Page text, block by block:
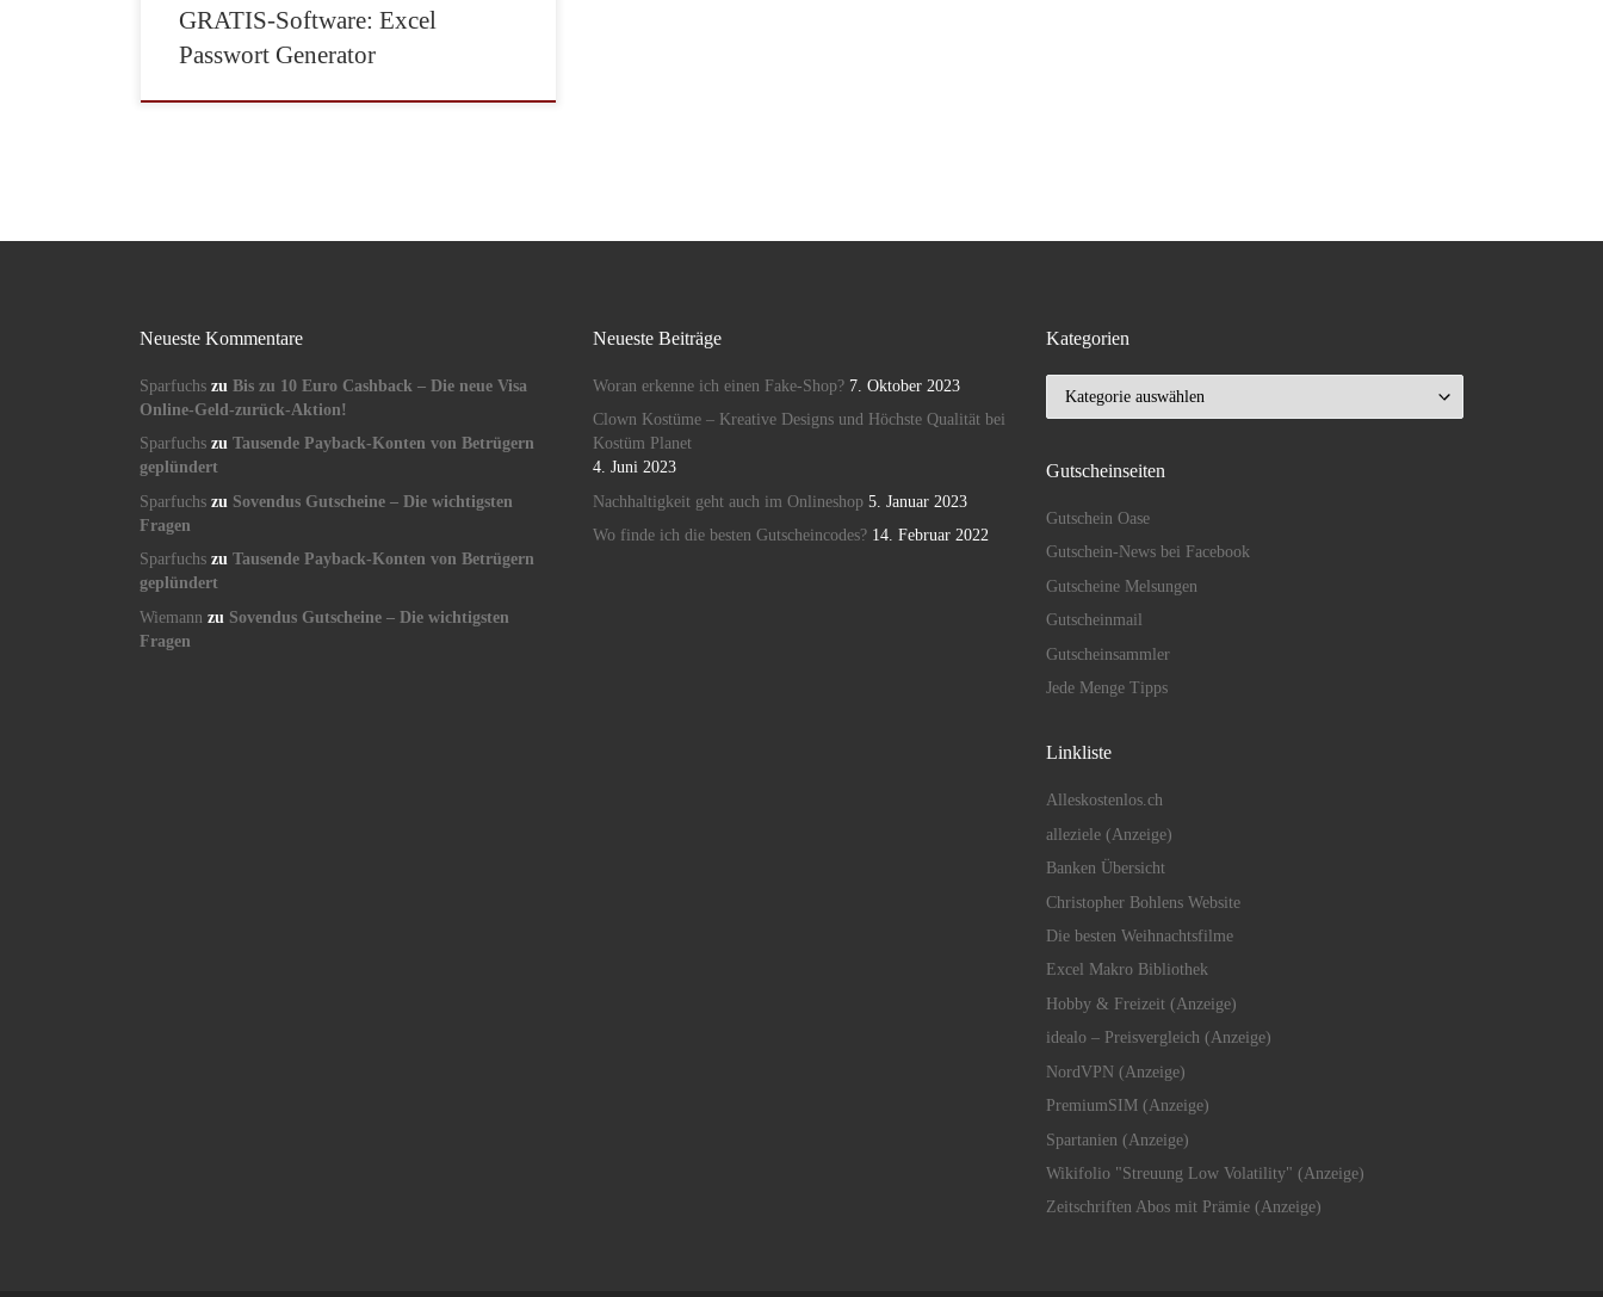
GRATIS-Software: Excel
Passwort Generator
Neueste Kommentare
Sparfuchs zu Bis zu 10 Euro Cashback – Die neue Visa
Online-Geld-zurück-Aktion!
Sparfuchs zu Tausende Payback-Konten von Betrügern
geplündert
Sparfuchs zu Sovendus Gutscheine – Die wichtigsten
Fragen
Sparfuchs zu Tausende Payback-Konten von Betrügern
geplündert
Wiemann zu Sovendus Gutscheine – Die wichtigsten
Fragen
Neueste Beiträge
Woran erkenne ich einen Fake-Shop? 7. Oktober 2023
Clown Kostüme – Kreative Designs und Höchste Qualität bei
Kostüm Planet
4. Juni 2023
Nachhaltigkeit geht auch im Onlineshop 5. Januar 2023
Wo finde ich die besten Gutscheincodes? 14. Februar 2022
Kategorien
Gutscheinseiten
Gutschein Oase
Gutschein-News bei Facebook
Gutscheine Melsungen
Gutscheinmail
Gutscheinsammler
Jede Menge Tipps
Linkliste
Alleskostenlos.ch
alleziele (Anzeige)
Banken Übersicht
Christopher Bohlens Website
Die besten Weihnachtsfilme
Excel Makro Bibliothek
Hobby & Freizeit (Anzeige)
idealo – Preisvergleich (Anzeige)
NordVPN (Anzeige)
PremiumSIM (Anzeige)
Spartanien (Anzeige)
Wikifolio "Streuung Low Volatility" (Anzeige)
Zeitschriften Abos mit Prämie (Anzeige)